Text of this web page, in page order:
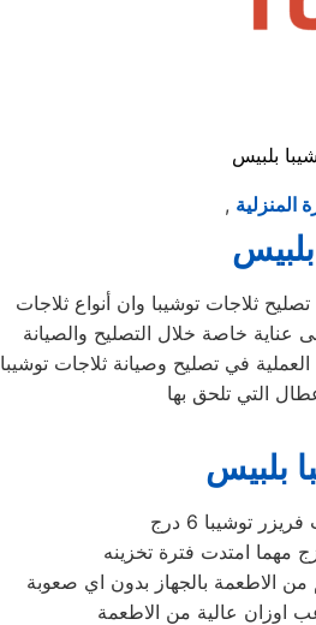
بلبيس
, المنزلية
ثلاجات توشيبا وان أنواع ثلاجات
عناية خاصة خلال التصليح والصيانة
في تصليح وصيانة ثلاجات توشيبا
بلبيس
اوزان عالية من الاطعمة